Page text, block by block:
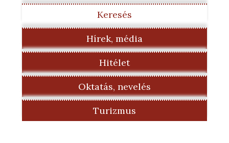
Keresés
Hírek, média
Hitélet
Oktatás, nevelés
Turizmus